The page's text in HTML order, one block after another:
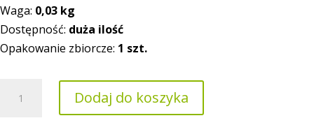
Waga: 0,03 kg
Dostępność: duża ilość
Opakowanie zbiorcze: 1 szt.
Zawór
Dodaj do koszyka